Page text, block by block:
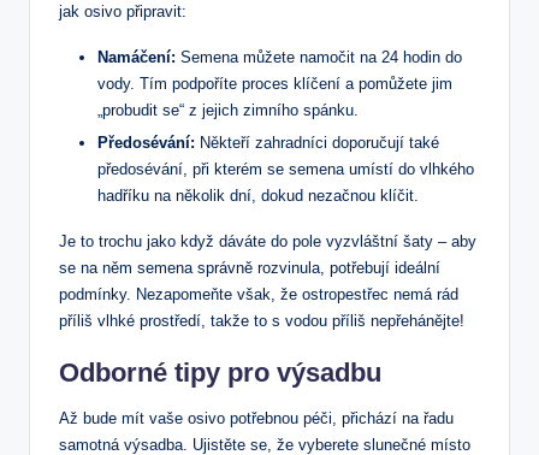
jak osivo připravit:
Namáčení: Semena můžete namočit na 24 hodin do
vody. Tím podpoříte proces klíčení a pomůžete jim
„probudit se“ z jejich zimního spánku.
Předosévání: Někteří zahradníci doporučují také
předosévání, při kterém se semena umístí do vlhkého
hadříku na několik dní, dokud nezačnou klíčit.
Je to trochu jako když dáváte do pole vyzvláštní šaty – aby
se na něm semena správně rozvinula, potřebují ideální
podmínky. Nezapomeňte však, že ostropestřec nemá rád
příliš vlhké prostředí, takže to s vodou příliš nepřehánějte!
Odborné tipy pro výsadbu
Až bude mít vaše osivo potřebnou péči, přichází na řadu
samotná výsadba. Ujistěte se, že vyberete slunečné místo